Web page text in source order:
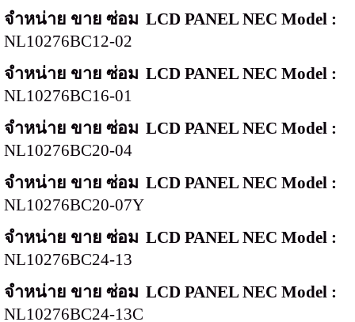
จำหน่าย ขาย ซ่อม LCD PANEL NEC Model :
NL10276BC12-02
จำหน่าย ขาย ซ่อม LCD PANEL NEC Model :
NL10276BC16-01
จำหน่าย ขาย ซ่อม LCD PANEL NEC Model :
NL10276BC20-04
จำหน่าย ขาย ซ่อม LCD PANEL NEC Model :
NL10276BC20-07Y
จำหน่าย ขาย ซ่อม LCD PANEL NEC Model :
NL10276BC24-13
จำหน่าย ขาย ซ่อม LCD PANEL NEC Model :
NL10276BC24-13C